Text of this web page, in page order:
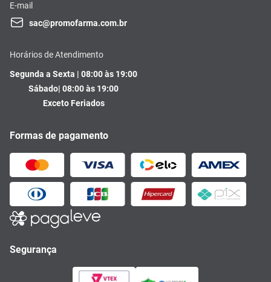
E-mail
sac@promofarma.com.br
Horários de Atendimento
Segunda a Sexta | 08:00 às 19:00
Sábado| 08:00 às 19:00
Exceto Feriados
Formas de pagamento
Segurança